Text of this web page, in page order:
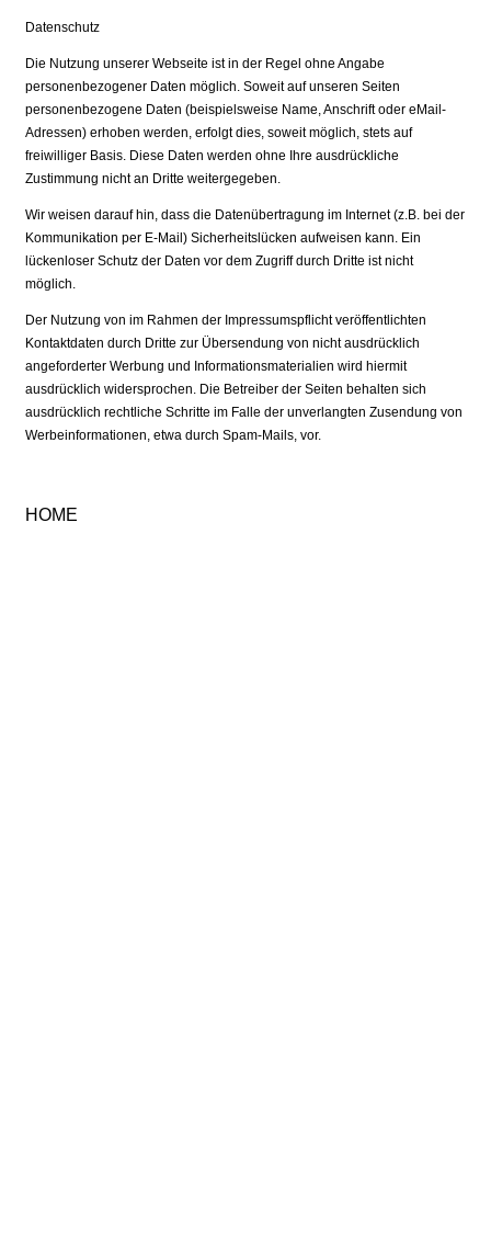
Datenschutz
Die Nutzung unserer Webseite ist in der Regel ohne Angabe
personenbezogener Daten möglich. Soweit auf unseren Seiten
personenbezogene Daten (beispielsweise Name, Anschrift oder eMail-
Adressen) erhoben werden, erfolgt dies, soweit möglich, stets auf
freiwilliger Basis. Diese Daten werden ohne Ihre ausdrückliche
Zustimmung nicht an Dritte weitergegeben.
Wir weisen darauf hin, dass die Datenübertragung im Internet (z.B. bei der
Kommunikation per E-Mail) Sicherheitslücken aufweisen kann. Ein
lückenloser Schutz der Daten vor dem Zugriff durch Dritte ist nicht
möglich.
Der Nutzung von im Rahmen der Impressumspflicht veröffentlichten
Kontaktdaten durch Dritte zur Übersendung von nicht ausdrücklich
angeforderter Werbung und Informationsmaterialien wird hiermit
ausdrücklich widersprochen. Die Betreiber der Seiten behalten sich
ausdrücklich rechtliche Schritte im Falle der unverlangten Zusendung von
Werbeinformationen, etwa durch Spam-Mails, vor.
HOME